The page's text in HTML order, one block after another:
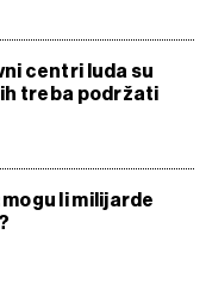
centri luda su
treba podržati
li milijarde